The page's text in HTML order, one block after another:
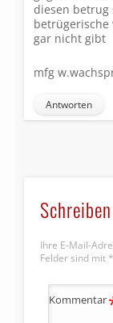
diesen betrug
betrügerische
gar nicht gibt
mfg
Antworten
Ihre E-Mail-
Felder sind mit *
Kommentar